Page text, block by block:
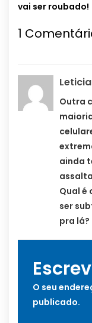
vai ser roubado!
1
Leticia
Outra
ainda
Qual é
ser
pra lá?
O seu
publicado.